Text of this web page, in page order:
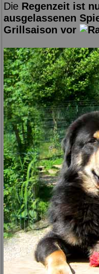
Die Regenzeit ist
ausgelassenen
Grillsaison vor